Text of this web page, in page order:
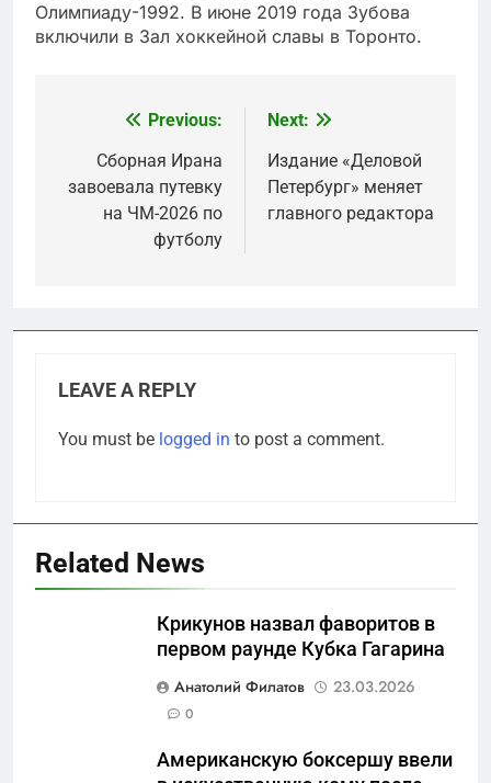
Олимпиаду-1992. В июне 2019 года Зубова
включили в Зал хоккейной славы в Торонто.
navigation
Previous:
Сборная Ирана
завоевала путевку
на ЧМ-2026 по
футболу
Next:
Издание «Деловой
Петербург» меняет
главного редактора
LEAVE A REPLY
You must be logged in to post a comment.
Related News
Крикунов назвал фаворитов в
первом раунде Кубка Гагарина
Анатолий Филатов
23.03.2026
0
Американскую боксершу ввели
Отрезанные от помощи:
маркетплейсы «умывают
САНКТ-ПЕТЕРБУРГ И ОБЛАСТЬ